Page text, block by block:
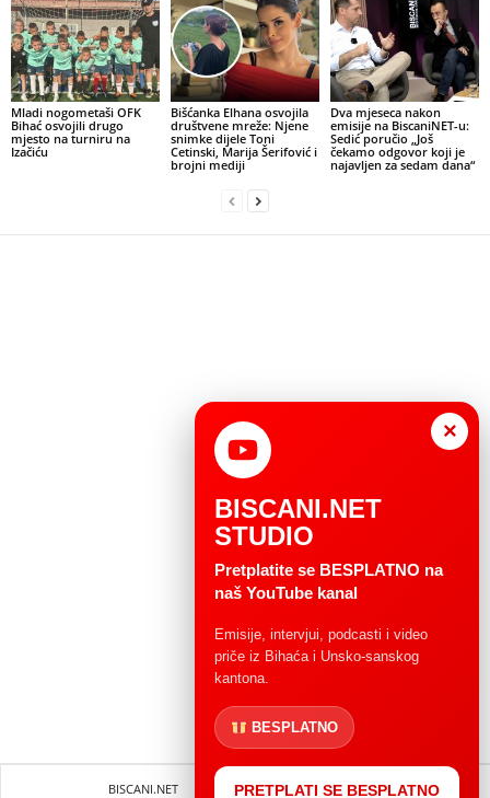
Mladi nogometaši OFK
Bihać osvojili drugo
mjesto na turniru na
Izačiću
Bišćanka Elhana osvojila
društvene mreže: Njene
snimke dijele Toni
Cetinski, Marija Šerifović i
brojni mediji
Dva mjeseca nakon
emisije na BiscaniNET-u:
Sedić poručio „Još
čekamo odgovor koji je
najavljen za sedam dana“
BISCANI.NET Impressum Uvjeti korištenja
×
BISCANI.NET
STUDIO
Pretplatite se BESPLATNO na
naš YouTube kanal
Emisije, intervjui, podcasti i video
priče iz Bihaća i Unsko-sanskog
kantona.
BESPLATNO
PRETPLATI SE BESPLATNO